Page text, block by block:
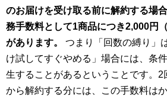
のお届けを受け取る前に解約する場
務手数料として1商品につき2,000円
があります。
つまり「回数の縛り」
け試してすぐやめる」場合には、条
生することがあるということです。2
から解約する分には、この手数料はか